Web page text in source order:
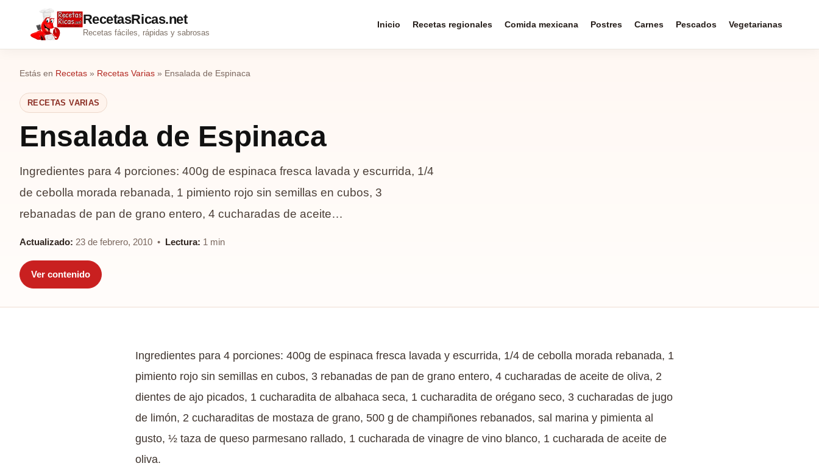
RecetasRicas.net
Recetas fáciles, rápidas y sabrosas
Inicio Recetas regionales Comida mexicana Postres Carnes Pescados Vegetarianas
Estás en Recetas » Recetas Varias » Ensalada de Espinaca
RECETAS VARIAS
Ensalada de Espinaca
Ingredientes para 4 porciones: 400g de espinaca fresca lavada y escurrida, 1/4
de cebolla morada rebanada, 1 pimiento rojo sin semillas en cubos, 3
rebanadas de pan de grano entero, 4 cucharadas de aceite…
Actualizado: 23 de febrero, 2010 • Lectura: 1 min
Ver contenido
Ingredientes para 4 porciones: 400g de espinaca fresca lavada y escurrida, 1/4 de cebolla morada rebanada, 1
pimiento rojo sin semillas en cubos, 3 rebanadas de pan de grano entero, 4 cucharadas de aceite de oliva, 2
dientes de ajo picados, 1 cucharadita de albahaca seca, 1 cucharadita de orégano seco, 3 cucharadas de jugo
de limón, 2 cucharaditas de mostaza de grano, 500 g de champiñones rebanados, sal marina y pimienta al
gusto, ½ taza de queso parmesano rallado, 1 cucharada de vinagre de vino blanco, 1 cucharada de aceite de
oliva.